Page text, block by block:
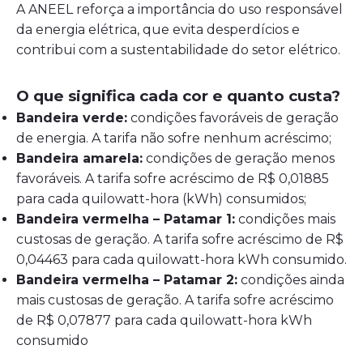
A ANEEL reforça a importância do uso responsável
da energia elétrica, que evita desperdícios e
contribui com a sustentabilidade do setor elétrico.
O que significa cada cor e quanto custa?
Bandeira verde: condições favoráveis de geração
de energia. A tarifa não sofre nenhum acréscimo;
Bandeira amarela: condições de geração menos
favoráveis. A tarifa sofre acréscimo de R$ 0,01885
para cada quilowatt-hora (kWh) consumidos;
Bandeira vermelha – Patamar 1: condições mais
custosas de geração. A tarifa sofre acréscimo de R$
0,04463 para cada quilowatt-hora kWh consumido.
Bandeira vermelha – Patamar 2: condições ainda
mais custosas de geração. A tarifa sofre acréscimo
de R$ 0,07877 para cada quilowatt-hora kWh
consumido